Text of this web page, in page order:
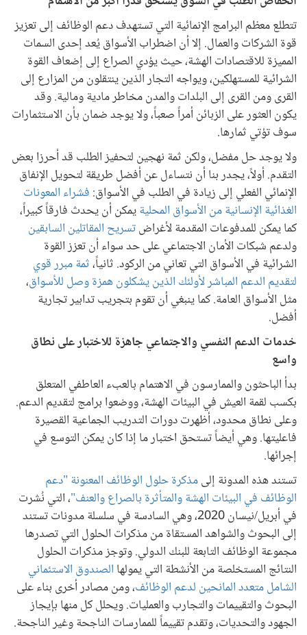
تتطلع معظم البرامج الإنمائية التي تستهدف دعم الوظائف إلى تعزيز
قوة الشركات والعمال. إلا أن اضطراب الأسواق يُعد إحدى السمات
المميزة للاقتصادات الهشة، حيث يؤدي الصراع إلى إضعاف القوة
الشرائية للمستهلكين، ويواجه التجار الذين ينتقلون من المزارع إلى
القرى ومن القرى إلى البلدات والمدن مخاطر مادية ومالية. وقد
يكون العثور على الزبائن أمراً صعباً، ولا يوجد ضمان بأن الاستثمارات
سوف تؤتي ثمارها.
ولا يوجد حل مفضل، ولكن ثمة نهجين لتحفيز الطلب قد أحرزا بعض
التقدم. أولاً، يجدر بنا أن نتساءل عن أفضل طريقة لتحويل الإنفاق
الإنمائي الفعلي إلى زيادة في الطلب في الأسواق: فشراء المعونات
الغذائية الإنسانية من الأسواق المحليةيمكن أن يحدث فارقاً كبيراً،
كما يمكن للمدفوعات المقدمة لأغراضتسريح المقاتلين السابقين
ولدعم شبكات الأمان الاجتماعي على حد سواء أن تعزز القوة
الشرائية في الأسواق التي تعاني من الركود. ثانياً،ثمة مبرر قوي
لتقديم الدعم المباشر لأولئك الذين يشكلون همزة وصل للأسواق،
مثل الأسواق العامة. كما ينبغي أن تقوم بتجريب تدابير تجارية
أفضل.
خدمات الدعم النفسي والاجتماعي جاهزة للاختبار على نطاق
واسع
بدأ الباحثون والممارسون في الاهتمام بالعبء العاطفي المتعلق
بكسب لقمة العيش في البيئات الهشة، ووضعوا برامج لتقديم الدعم.
وعلى نطاق محدود، أظهرت دورات التدريب الجماعية القصيرة
فاعليتها. وهي أيضاً تستحق اختبار ما إذا كان يمكن التوسع في
إجرائها.
تستند هذه المدونة إلىمذكرة حلول الوظائف المعنونة "دعم
الوظائف في البيئات الهشة والمتأثرة بالصراع والعنف"، التي نُشرت
في أبريل/نيسان 2020، وهي السادسة في سلسلة مدونات تستند
إلى البحوث والشواهد المستقاة من مذكرات الحلول التي تصدرها
مجموعة الوظائف التابعة للبنك الدولي. وتوجز مذكرات الحلول
النتائج المستخلصة من الأنشطة التي يمولها الصندوق الاستئماني
الشامل متعدد المانحين لدعم الوظائف، ومن مصادر أخرى بناء على
البحوث والتقييمات والتجارب والعمليات. ويحلل كل منها بإيجاز
الجهود والتحديات، وتقدم تقييماً للممارسات الناجحة وغير الناجحة.